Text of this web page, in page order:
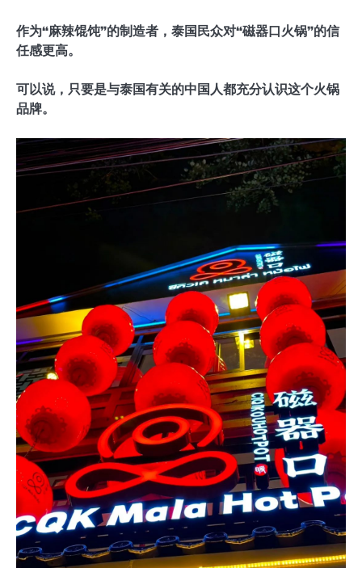
作为“麻辣馄饨”的制造者，泰国民众对“磁器口火锅”的信
任感更高。
可以说，只要是与泰国有关的中国人都充分认识这个火锅
品牌。